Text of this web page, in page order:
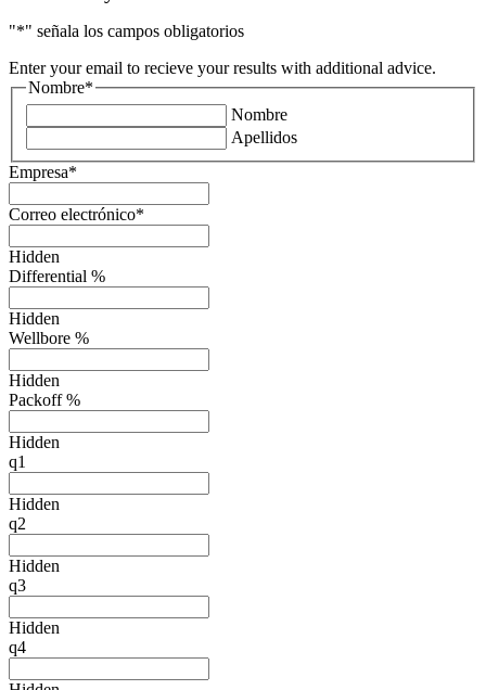
"*" señala los campos obligatorios
Enter your email to recieve your results with additional advice.
Nombre*
Nombre
Apellidos
Empresa*
Correo electrónico*
Hidden
Differential %
Hidden
Wellbore %
Hidden
Packoff %
Hidden
q1
Hidden
q2
Hidden
q3
Hidden
q4